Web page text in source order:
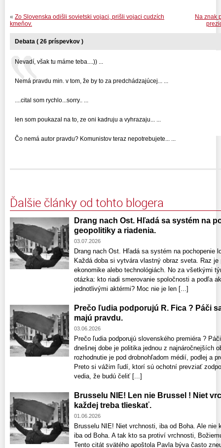
Na znak
« Zo Slovenska odišli sovietski vojaci, prišli vojaci cudzích
kmeňov.
Debata ( 26 príspevkov )
Nevadí, však tu máme teba....)) ...
Nemá pravdu min. v tom, že by to za predchádzajúcej... ...
....cital som rychlo...sorry.. ...
len som poukazal na to, ze oni kadruju a vyhrazaju... ...
Čo nemá autor pravdu? Komunistov teraz nepotrebujete... ...
Ďalšie články od tohto blogera
Drang nach Ost. Hľadá sa systém na
geopolitiky a riadenia.
03.07.2026
Drang nach Ost. Hľadá sa systém na pochopenie
Každá doba si vytvára vlastný obraz sveta. Raz
ekonomike alebo technológiách. No za všetkými
otázka: kto riadi smerovanie spoločnosti a podľa
jednotlivými aktérmi? Moc nie je len [...]
Prečo ľudia podporujú R. Fica ? Páči
majú pravdu.
03.06.2026
Prečo ľudia podporujú slovenského premiéra ?
dnešnej dobe je politika jednou z najnáročnejších
rozhodnutie je pod drobnohľadom médií, podlej a
Preto si vážim ľudí, ktorí sú ochotní prevziať
vedia, že budú čeliť [...]
Brusselu NIE! Len nie Brussel ! Niet
každej treba tlieskať.
01.06.2026
Brusselu NIE! Niet vrchnosti, iba od Boha. Ale nie
iba od Boha. A tak kto sa protiví vrchnosti,
Tento citát svätého apoštola Pavla býva často